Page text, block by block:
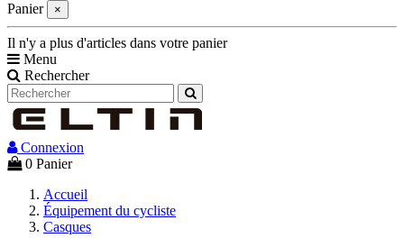
Panier
×
Il n'y a plus d'articles dans votre panier
Menu
Rechercher
Connexion
0 Panier
Accueil
Équipement du cycliste
Casques